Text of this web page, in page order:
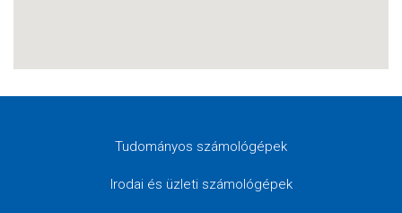
Tudományos számológépek
Irodai és üzleti számológépek